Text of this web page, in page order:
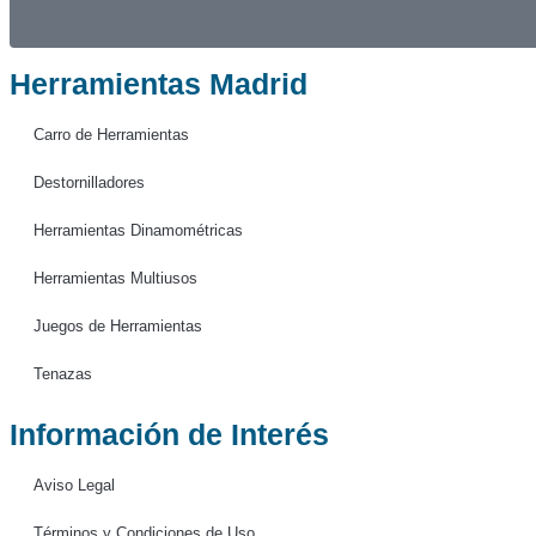
Herramientas Madrid
Carro de Herramientas
Destornilladores
Herramientas Dinamométricas
Herramientas Multiusos
Juegos de Herramientas
Tenazas
Información de Interés
Aviso Legal